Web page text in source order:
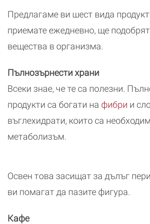
Предлагаме ви шест вида
приемате ежедневно, ще
вещества в организма.
Пълнозърнести храни
Всеки знае, че те са полезни.
продукти са богати на фибри и
въглехидрати, които са
метаболизъм.
Освен това засищат за дълъг
ви помагат да пазите фигура.
Кафе